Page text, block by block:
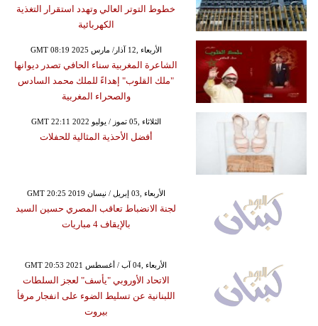
خطوط التوتر العالي وتهدد استقرار التغذية
الكهربائية
GMT 08:19 2025 الأربعاء ,12 آذار/ مارس
الشاعرة المغربية سناء الحافي تصدر ديوانها
"ملك القلوب" إهداءً للملك محمد السادس
والصحراء المغربية
GMT 22:11 2022 الثلاثاء ,05 تموز / يوليو
أفضل الأحذية المثالية للحفلات
GMT 20:25 2019 الأربعاء ,03 إبريل / نيسان
لجنة الانضباط تعاقب المصري حسين السيد
بالإيقاف 4 مباريات
GMT 20:53 2021 الأربعاء ,04 آب / أغسطس
الاتحاد الأوروبي "يأسف" لعجز السلطات
اللبنانية عن تسليط الضوء على انفجار مرفأ
بيروت